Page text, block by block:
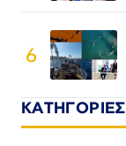
6
ΚΑΤΗΓΟΡΙΕΣ